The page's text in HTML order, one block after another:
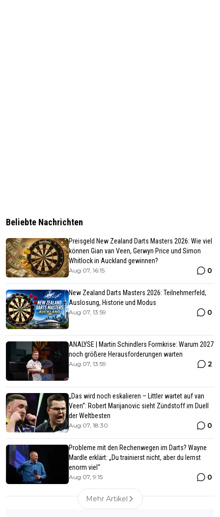
Beliebte Nachrichten
Preisgeld New Zealand Darts Masters 2026: Wie viel
können Gian van Veen, Gerwyn Price und Simon
Whitlock in Auckland gewinnen?
Aug 07, 16:15 0
New Zealand Darts Masters 2026: Teilnehmerfeld,
Auslosung, Historie und Modus
Aug 07, 13:59 0
ANALYSE | Martin Schindlers Formkrise: Warum 2027
noch größere Herausforderungen warten
Aug 07, 13:59 2
„Das wird noch eskalieren – Littler wartet auf van
Veen“: Robert Marijanovic sieht Zündstoff im Duell
der Weltbesten
Aug 07, 18:30 0
Probleme mit den Rechenwegen im Darts? Wayne
Mardle erklärt: „Du trainierst nicht, aber du lernst
enorm viel“
Aug 07, 9:15 0
Mehr Artikel